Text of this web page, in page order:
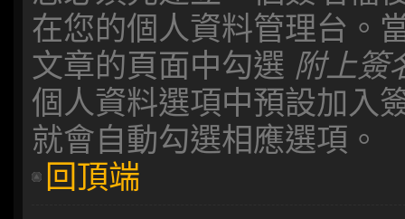
在您的個人資料管理台。
文章的頁面中勾選 附上簽
個人資料選項中預設加入
就會自動勾選相應選項。
回頂端